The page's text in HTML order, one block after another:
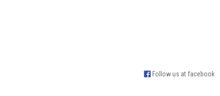
Follow us at facebook